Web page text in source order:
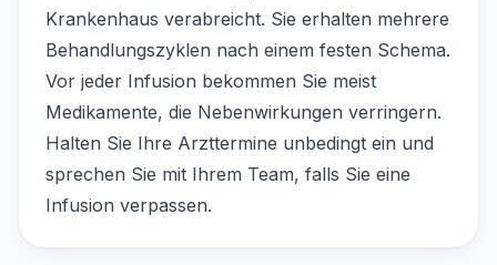
Krankenhaus verabreicht. Sie erhalten mehrere
Behandlungszyklen nach einem festen Schema.
Vor jeder Infusion bekommen Sie meist
Medikamente, die Nebenwirkungen verringern.
Halten Sie Ihre Arzttermine unbedingt ein und
sprechen Sie mit Ihrem Team, falls Sie eine
Infusion verpassen.